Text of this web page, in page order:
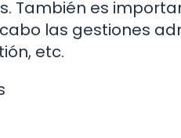
También es
las gestiones
etc.